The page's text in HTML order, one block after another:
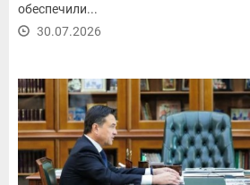
обеспечили...
30.07.2026